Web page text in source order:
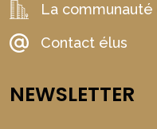
La
Contact élus
NEWSLETTER